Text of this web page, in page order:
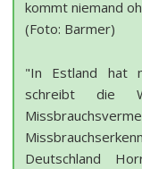
kommt niemand
(Foto: Barmer)
"In Estland hat
schreibt die
Deutschland